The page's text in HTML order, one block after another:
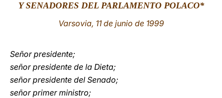
Y SENADORES DEL PARLAMENTO POLACO*
Varsovia, 11 de junio de 1999
Señor presidente;
señor presidente de la Dieta;
señor presidente del Senado;
señor primer ministro;